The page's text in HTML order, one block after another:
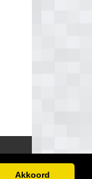
Akkoord